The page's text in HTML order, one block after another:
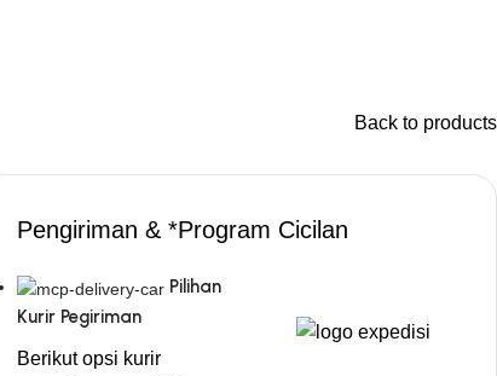
Back to products
Pengiriman & *Program Cicilan
Pilihan
Kurir Pegiriman
Berikut opsi kurir